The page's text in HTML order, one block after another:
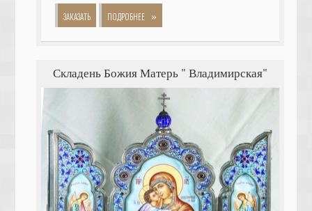
ЗАКАЗАТЬ ПОДРОБНЕЕ »
Складень Божия Матерь " Владимирская"